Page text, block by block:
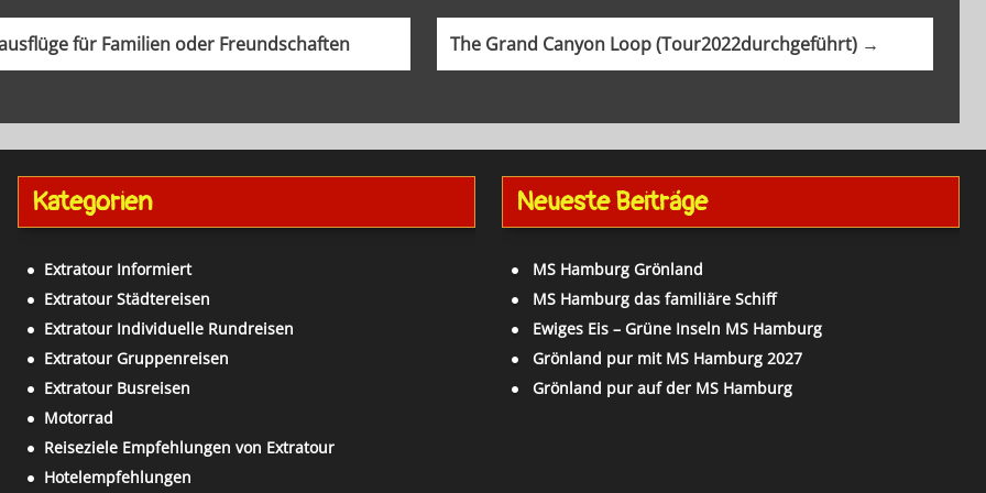
The Grand Canyon Loop (Tour2022durchgeführt) →
für Familien oder Freundschaften
Kategorien
Extratour Informiert
Extratour Städtereisen
Extratour Individuelle Rundreisen
Extratour Gruppenreisen
Extratour Busreisen
Motorrad
Reiseziele Empfehlungen von Extratour
Hotelempfehlungen
Neueste Beiträge
MS Hamburg Grönland
MS Hamburg das familiäre Schiff
Ewiges Eis – Grüne Inseln MS Hamburg
Grönland pur mit MS Hamburg 2027
Grönland pur auf der MS Hamburg